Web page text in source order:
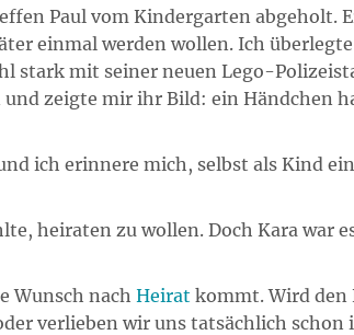
Paul vom Kindergarten abgeholt.
einmal werden wollen. Ich
stark mit seiner neuen Lego-
zeigte mir ihr Bild: ein Händchen
ich erinnere mich, selbst als Kind
heiraten zu wollen. Doch Kara war
Wunsch nach Heirat kommt. Wird den
verlieben wir uns tatsächlich